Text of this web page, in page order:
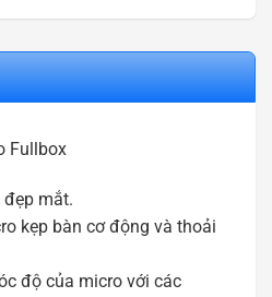
Fullbox
đẹp mắt.
kẹp bàn cơ động và thoải
độ của micro với các